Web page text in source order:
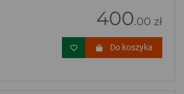
400.00 zł
Do koszyka